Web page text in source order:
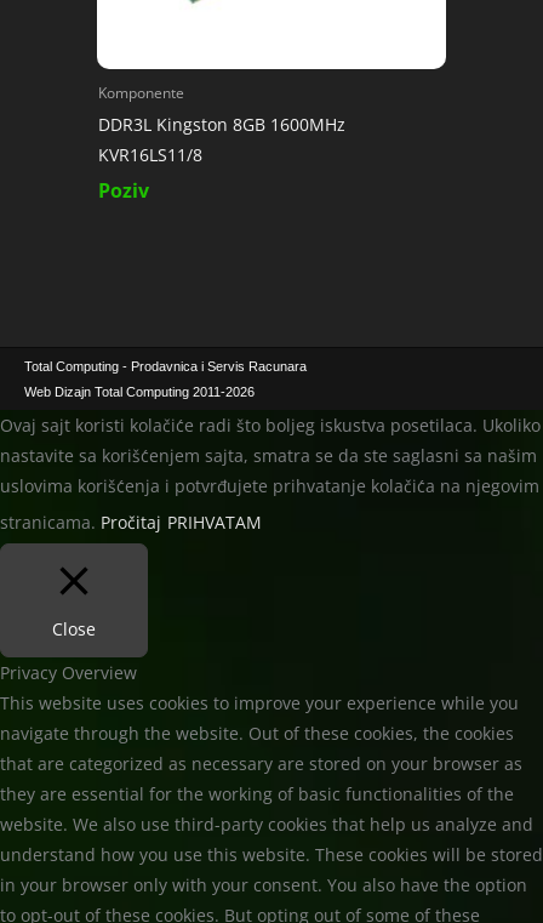
Komponente
DDR3L Kingston 8GB 1600MHz
KVR16LS11/8
Poziv
Total Computing - Prodavnica i Servis Racunara
Web Dizajn Total Computing 2011-2026
Ovaj sajt koristi kolačiće radi što boljeg iskustva posetilaca. Ukoliko
nastavite sa korišćenjem sajta, smatra se da ste saglasni sa našim
uslovima korišćenja i potvrđujete prihvatanje kolačića na njegovim
stranicama. Pročitaj PRIHVATAM
Close
Privacy Overview
This website uses cookies to improve your experience while you
navigate through the website. Out of these cookies, the cookies
that are categorized as necessary are stored on your browser as
they are essential for the working of basic functionalities of the
website. We also use third-party cookies that help us analyze and
understand how you use this website. These cookies will be stored
in your browser only with your consent. You also have the option
to opt-out of these cookies. But opting out of some of these